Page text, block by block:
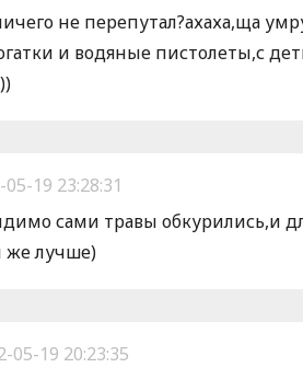
не перепутал?ахаха,ща
и водяные пистолеты,с
05-19 23:28:31
сами травы обкурились,и
же лучше)
05-19 20:23:35